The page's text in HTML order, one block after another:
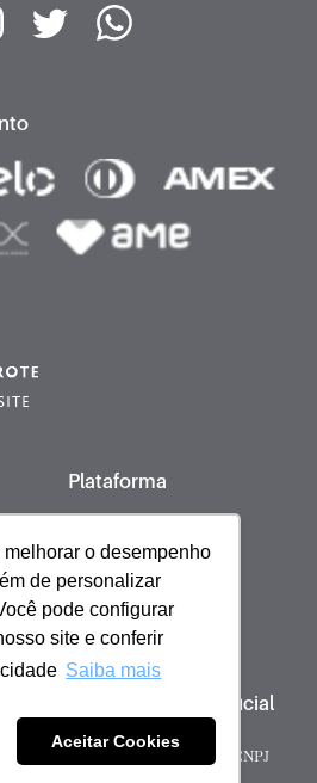
o desempenho
de personalizar
pode configurar
site e conferir
Saiba mais
Aceitar Cookies
Plataforma
Desenvolvido por
Baby | Licença Oficial
direitos reservados
Comercio de Cosméticos - CNPJ